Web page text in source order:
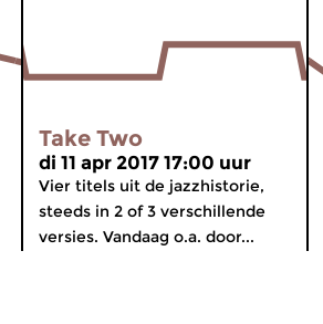
Take Two
di 11 apr 2017 17:00 uur
Vier titels uit de jazzhistorie,
steeds in 2 of 3 verschillende
versies. Vandaag o.a. door...